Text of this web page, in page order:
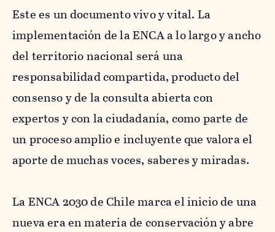
Este es un documento vivo y vital. La
implementación de la ENCA a lo largo y ancho
del territorio nacional será una
responsabilidad compartida, producto del
consenso y de la consulta abierta con
expertos y con la ciudadanía, como parte de
un proceso amplio e incluyente que valora el
aporte de muchas voces, saberes y miradas.
La ENCA 2030 de Chile marca el inicio de una
nueva era en materia de conservación y abre